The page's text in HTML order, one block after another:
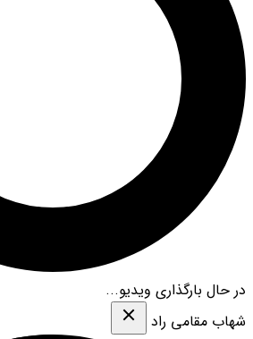
در حال بارگذاری ویدیو...
شهاب مقامی‌ راد